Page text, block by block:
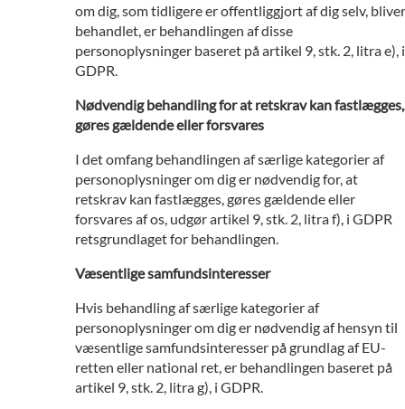
om dig, som tidligere er offentliggjort af dig selv, bliver
behandlet, er behandlingen af disse
personoplysninger baseret på artikel 9, stk. 2, litra e), i
GDPR.
Nødvendig behandling for at retskrav kan fastlægges,
gøres gældende eller forsvares
I det omfang behandlingen af særlige kategorier af
personoplysninger om dig er nødvendig for, at
retskrav kan fastlægges, gøres gældende eller
forsvares af os, udgør artikel 9, stk. 2, litra f), i GDPR
retsgrundlaget for behandlingen.
Væsentlige samfundsinteresser
Hvis behandling af særlige kategorier af
personoplysninger om dig er nødvendig af hensyn til
væsentlige samfundsinteresser på grundlag af EU-
retten eller national ret, er behandlingen baseret på
artikel 9, stk. 2, litra g), i GDPR.